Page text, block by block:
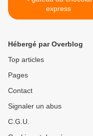
express
Hébergé par Overblog
Top articles
Pages
Contact
Signaler un abus
C.G.U.